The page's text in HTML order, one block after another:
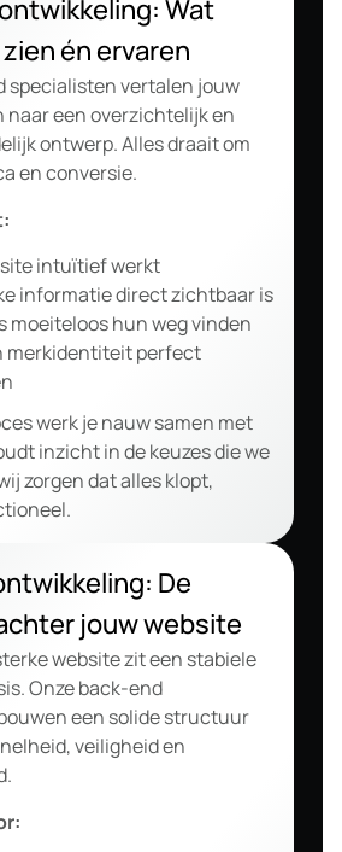
Wat
én ervaren
specialisten vertalen jouw
naar een overzichtelijk en
ontwerp. Alles draait om
en conversie.
intuïtief werkt
informatie direct zichtbaar is
moeiteloos hun weg vinden
merkidentiteit perfect
werk je nauw samen met
inzicht in de keuzes die we
zorgen dat alles klopt,
De
jouw website
website zit een stabiele
Onze back-end
een solide structuur
veiligheid en